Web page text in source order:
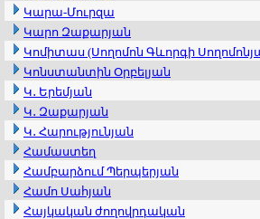
Կարա-Մուրզա
Կարո Զաքարյան
Կոմիտաս (Սողոմոն Գևորգի
Կոնստանտին Օրբելյան
Կ․ Երեմյան
Կ․ Զաքարյան
Կ․ Հարությունյան
Համաստեղ
Համբարձում Պերպերյան
Համո Սահյան
Հայկական ժողովրդական